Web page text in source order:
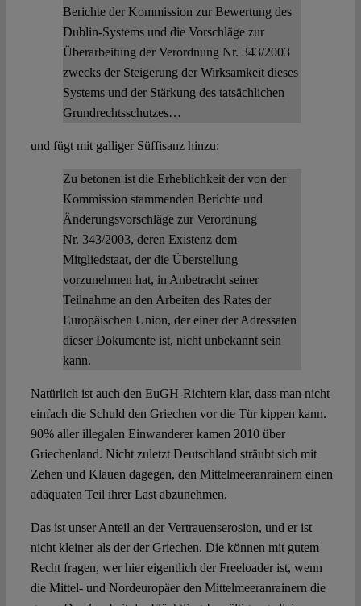
Berichte der Kommission zur Bewertung des
Dublin-Systems und die Vorschläge zur
Überarbeitung der Verordnung Nr. 343/2003
zwecks der Steigerung der Wirksamkeit dieses
Systems und der Stärkung des tatsächlichen
Grundrechtsschutzes…
und fügt mit galliger Süffisanz hinzu:
Zu betonen ist die Erheblichkeit der von der
Kommission stammenden Berichte und
Änderungsvorschläge zur Verordnung
Nr. 343/2003, deren Existenz dem
Mitgliedstaat, der die Überstellung
vorzunehmen hat, in Anbetracht seiner
Teilnahme an den Arbeiten des Rates der
Europäischen Union, der einer der Adressaten
dieser Dokumente ist, nicht unbekannt sein
kann.
Natürlich ist auch den EuGH-Richtern klar, dass man nicht
einfach die Schuld den Griechen vor die Tür kippen kann.
90% aller illegalen Einwanderer kamen 2010 über
Griechenland. Nicht zuletzt Deutschland sträubt sich mit
Zehen und Klauen dagegen, den Mittelmeeranrainern einen
adäquaten Teil ihrer Last abzunehmen.
Das ist unser Anteil an der Vertrauenserosion, und er ist
nicht kleiner als der der Griechen. Die können mit gutem
Recht fragen, wer hier eigentlich der Freeloader ist, wenn
die Mittel- und Nordeuropäer den Mittelmeeranrainern die